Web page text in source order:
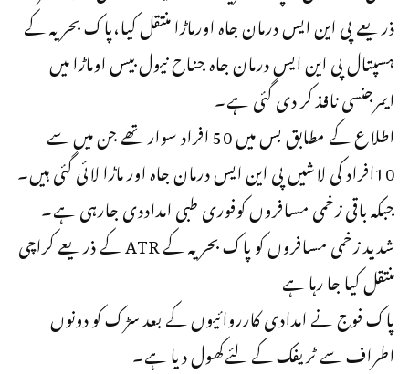
ذریعے پی این ایس درمان جاہ اورماڑا منتقل کیا،پاک بحریہ کے
ہسپتال پی این ایس درمان جاہ جناح نیول بیس اوماڑا میں
ایمرجنسی نافذ کر دی گئی ہے۔
اطلاع کے مطابق بس میں 50 افراد سوار تھے جن میں سے
10افراد کی لاشیں پی این ایس درمان جاہ اور ماڑا لائی گئی ہیں۔
جبکہ باقی زخمی مسافروں کوفوری طبی امداددی جارہی ہے۔
شدید زخمی مسافروں کو پاک بحریہ کے ATR کے ذریعے کراچی
منتقل کیا جا رہا ہے
پاک فوج نے امدادی کارروائیوں کے بعد سڑک کو دونوں
اطراف سے ٹریفک کے لئےکھول دیا ہے۔